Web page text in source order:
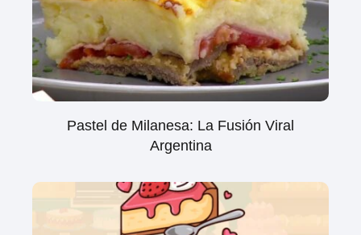
Pastel de Milanesa: La Fusión Viral
Argentina